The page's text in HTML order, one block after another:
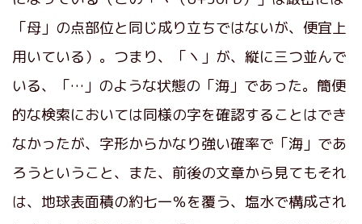
「母」の点部位と同じ成り立ちではないが、便宜上
用いている）。つまり、「ヽ」が、縦に三つ並んで
いる、「…」のような状態の「海」であった。簡便
的な検索においては同様の字を確認することはでき
なかったが、字形からかなり強い確率で「海」であ
ろうということ、また、前後の文章から見てもそれ
は、地球表面積の約七一％を覆う、塩水で構成され